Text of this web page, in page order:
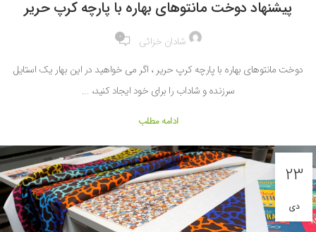
پیشنهاد دوخت مانتوهای بهاره با پارچه کرپ حریر
شادان خزائی 0
دوخت مانتوهای بهاره با پارچه کرپ حریر ، اگر می خواهید در این بهار یک استایل
سرزنده و شاداب را برای خود ایجاد کنید، ...
ادامه مطلب
23
دی